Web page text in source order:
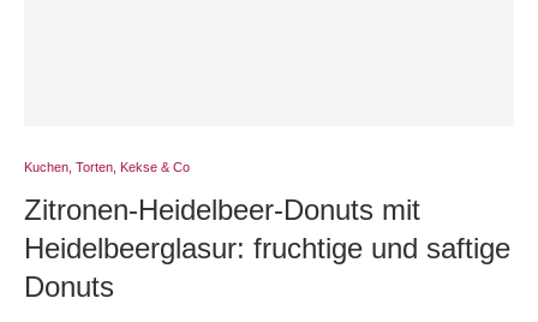
Kuchen, Torten, Kekse & Co
Zitronen-Heidelbeer-Donuts mit
Heidelbeerglasur: fruchtige und saftige
Donuts